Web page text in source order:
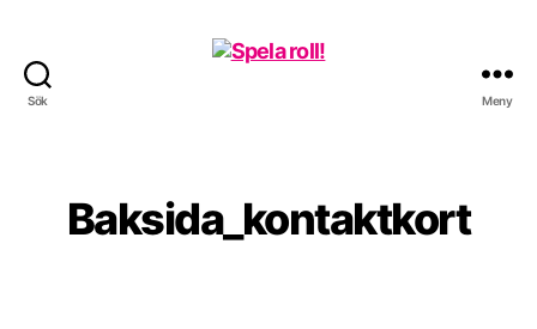
Sök Meny
Baksida_kontaktkort